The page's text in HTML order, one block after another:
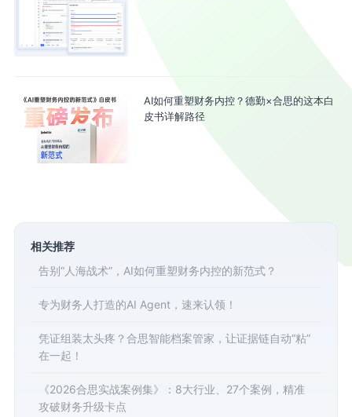
AI如何重塑财务内控？德勤×合思的这本白
皮书详解路径
相关推荐
告别“人海战术”，AI如何重塑财务内控的新范式？
专为财务人打造的AI Agent，速来认领！
凭证组装太头疼？合思智能档案管家，让证据链自动“粘”
在一起！
《2026合思实战案例集》：8大行业、27个案例，精准
攻破财务升级卡点